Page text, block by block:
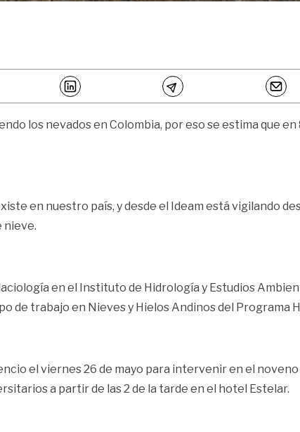
los nevados en Colombia, por eso se estima que
en nuestro país, y desde el Ideam está vigilando
nieve.
en el Instituto de Hidrología y Estudios
de trabajo en Nieves y Hielos Andinos del Programa
el viernes 26 de mayo para intervenir en el
a partir de las 2 de la tarde en el hotel Estelar.